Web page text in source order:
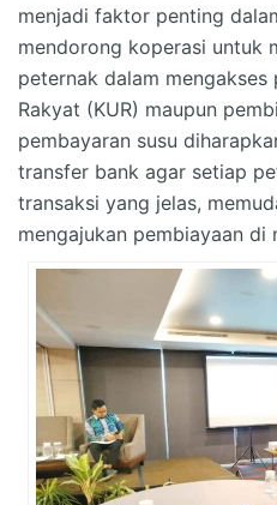
menjadi faktor penting
mendorong koperasi untuk
peternak dalam
Rakyat (KUR) maupun
pembayaran susu
transfer bank agar setiap
transaksi yang jelas,
mengajukan pembiayaan di